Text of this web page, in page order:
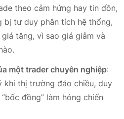
theo cảm hứng hay tin đồn,
bị tư duy phân tích hệ thống,
tăng, vì sao giá giảm và
một trader chuyên nghiệp:
khi thị trường đảo chiều, duy
đồng” làm hỏng chiến